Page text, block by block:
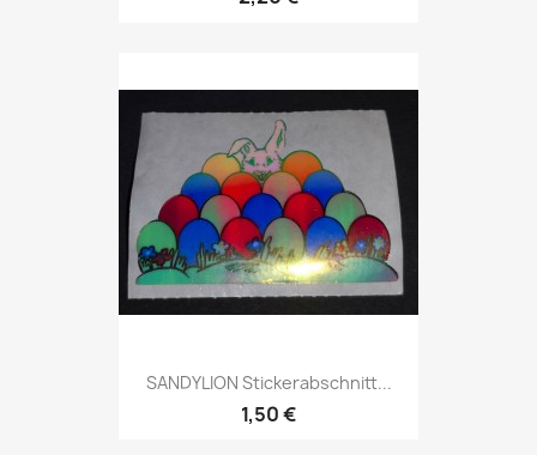
SANDYLION Stickerabschnitt...
1,50 €